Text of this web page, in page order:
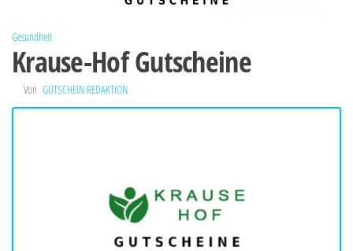
Gesundheit
Krause-Hof Gutscheine
Von GUTSCHEIN REDAKTION